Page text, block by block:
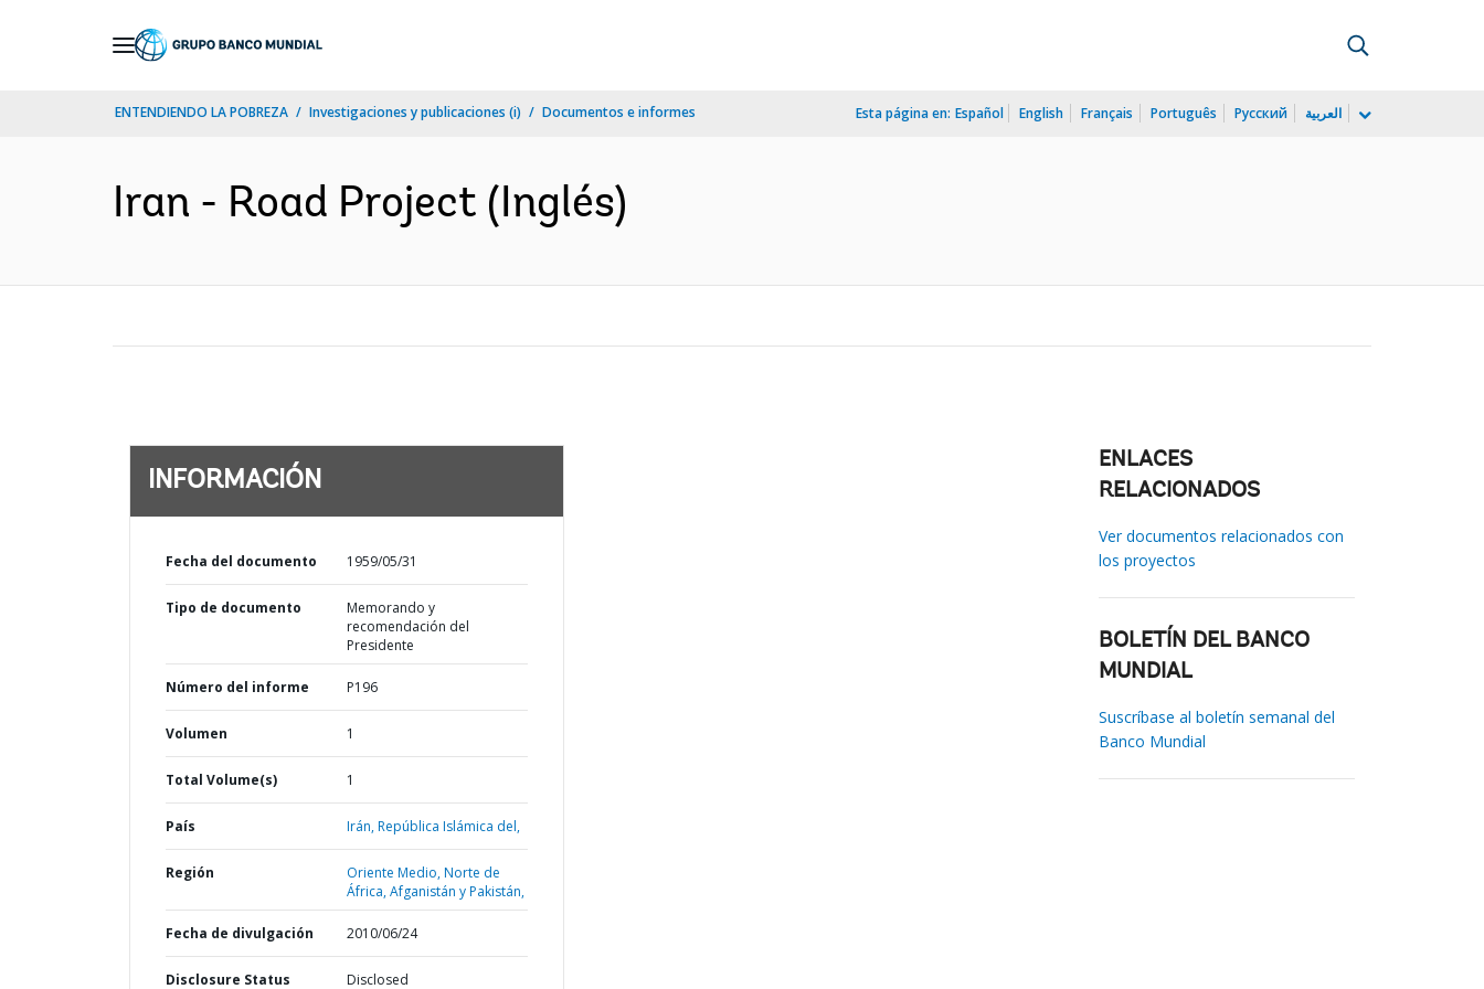
ENTENDIENDO LA POBREZA Investigaciones y publicaciones (i) Documentos e informes Esta página en: Español English Français Português Русский العربية
Iran - Road Project (Inglés)
INFORMACIÓN
Fecha del documento 1959/05/31
Tipo de documento
Memorando y
recomendación del
Presidente
Número del informe P196
Volumen 1
Total Volume(s) 1
País Irán,República Islámica del,
Región
Oriente Medio, Norte de
África, Afganistán y Pakistán,
Fecha de divulgación 2010/06/24
Disclosure Status Disclosed
ENLACES
RELACIONADOS
Ver documentos relacionados con
los proyectos
BOLETÍN DEL BANCO
MUNDIAL
Suscríbase al boletín semanal del
Banco Mundial